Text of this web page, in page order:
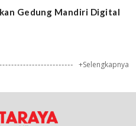
Gedung Mandiri Digital
+Selengkapnya